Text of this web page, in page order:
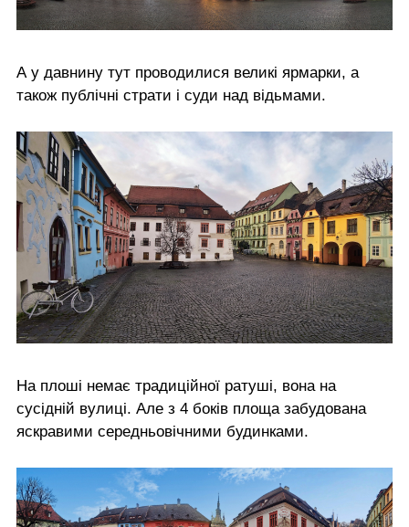
А у давнину тут проводилися великі ярмарки, а
також публічні страти і суди над відьмами.
На плоші немає традиційної ратуші, вона на
сусідній вулиці. Але з 4 боків площа забудована
яскравими середньовічними будинками.